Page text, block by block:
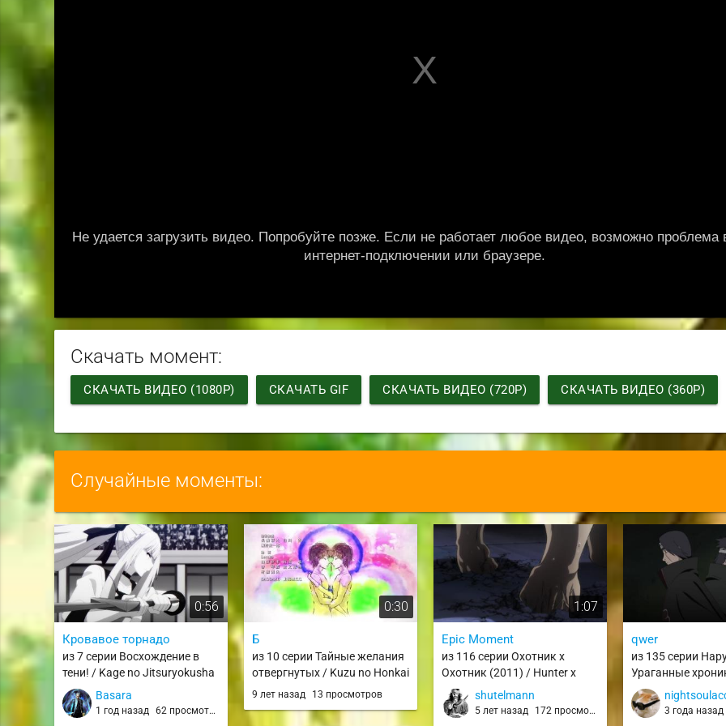
Скачать момент:
СКАЧАТЬ ВИДЕО (1080P) СКАЧАТЬ GIF СКАЧАТЬ ВИДЕО (720P) СКАЧАТЬ ВИДЕО (360P)
Случайные моменты:
0:56
Кровавое торнадо
из 7 серии Восхождение в
тени! / Kage no Jitsuryokusha
ni Naritakute!
Basara
1 год назад 62 просмотра
0:30
Б
из 10 серии Тайные желания
отвергнутых / Kuzu no Honkai
9 лет назад 13 просмотров
1:07
Epic Moment
из 116 серии Охотник х
Охотник (2011) / Hunter x
Hunter (2011)
shutelmann
5 лет назад 172 просмотра
qwer
из 135 серии
Ураганные
Shippuuden
3 года назад